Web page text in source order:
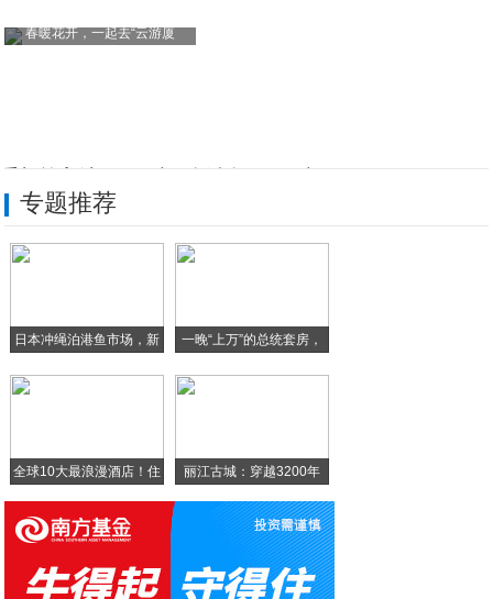
春暖花开，一起去“云游厦
多家银行上百万数据泄露？各大银行的最新回
10图读懂乐视一口气发布的四款产品：手机
专题推荐
日本冲绳泊港鱼市场，新
一晚“上万”的总统套房，
全球10大最浪漫酒店！住 丽江古城：穿越3200年